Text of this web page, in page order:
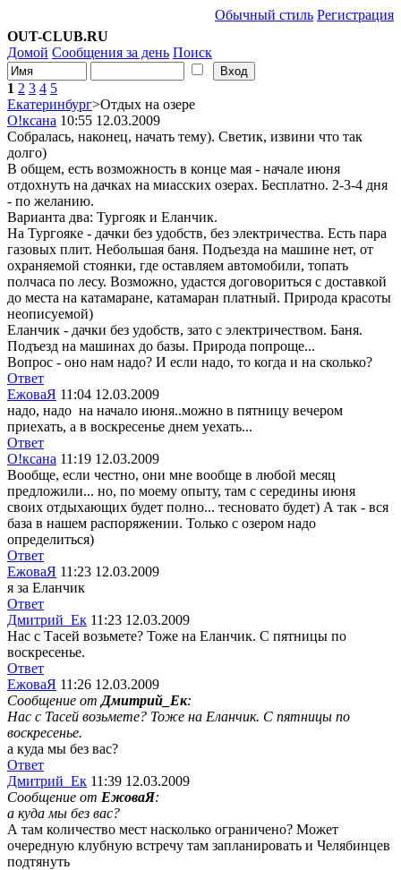
Обычный стиль Регистрация
OUT-CLUB.RU
Домой Сообщения за день Поиск
1 2 3 4 5
Екатеринбург>Отдых на озере
О!ксана 10:55 12.03.2009
Собралась, наконец, начать тему). Светик, извини что так
долго)
В общем, есть возможность в конце мая - начале июня
отдохнуть на дачках на миасских озерах. Бесплатно. 2-3-4 дня
- по желанию.
Варианта два: Тургояк и Еланчик.
На Тургояке - дачки без удобств, без электричества. Есть пара
газовых плит. Небольшая баня. Подъезда на машине нет, от
охраняемой стоянки, где оставляем автомобили, топать
полчаса по лесу. Возможно, удастся договориться с доставкой
до места на катамаране, катамаран платный. Природа красоты
неописуемой)
Еланчик - дачки без удобств, зато с электричеством. Баня.
Подъезд на машинах до базы. Природа попроще...
Вопрос - оно нам надо? И если надо, то когда и на сколько?
Ответ
ЕжоваЯ 11:04 12.03.2009
надо, надо на начало июня..можно в пятницу вечером
приехать, а в воскресенье днем уехать...
Ответ
О!ксана 11:19 12.03.2009
Вообще, если честно, они мне вообще в любой месяц
предложили... но, по моему опыту, там с середины июня
своих отдыхающих будет полно... тесновато будет) А так - вся
база в нашем распоряжении. Только с озером надо
определиться)
Ответ
ЕжоваЯ 11:23 12.03.2009
я за Еланчик
Ответ
Дмитрий_Ек 11:23 12.03.2009
Нас с Тасей возьмете? Тоже на Еланчик. С пятницы по
воскресенье.
Ответ
ЕжоваЯ 11:26 12.03.2009
Сообщение от Дмитрий_Ек:
Нас с Тасей возьмете? Тоже на Еланчик. С пятницы по
воскресенье.
а куда мы без вас?
Ответ
Дмитрий_Ек 11:39 12.03.2009
Сообщение от ЕжоваЯ:
а куда мы без вас?
А там количество мест насколько ограничено? Может
очередную клубную встречу там запланировать и Челябинцев
подтянуть